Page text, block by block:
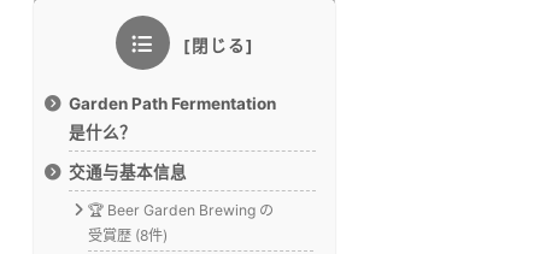
Garden Path Fermentation
是什么？
交通与基本信息
🏆 Beer Garden Brewing の
受賞歴 (8件)